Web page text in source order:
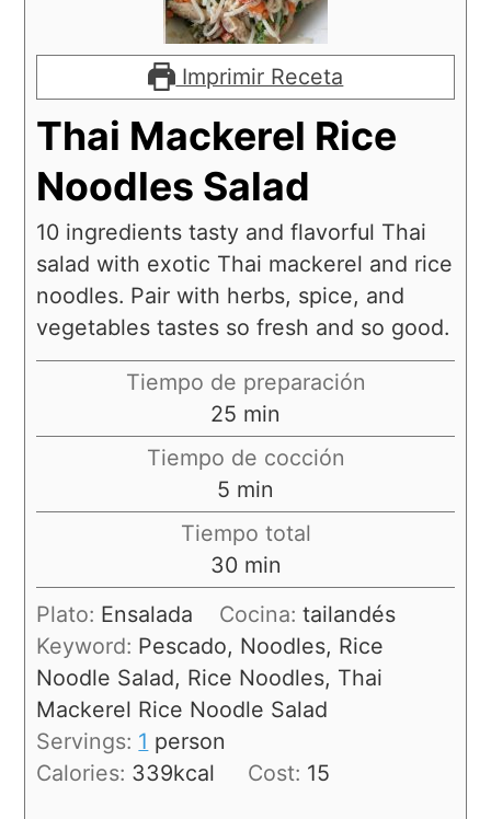
Imprimir Receta
Thai Mackerel Rice
Noodles Salad
10 ingredients tasty and flavorful Thai
salad with exotic Thai mackerel and rice
noodles. Pair with herbs, spice, and
vegetables tastes so fresh and so good.
Tiempo de preparación
25 min
Tiempo de cocción
5 min
Tiempo total
30 min
Plato: Ensalada Cocina:tailandés
Keyword: Pescado, Noodles, Rice
Noodle Salad, Rice Noodles, Thai
Mackerel Rice Noodle Salad
Servings: 1 person
Calories: 339kcal Cost: 15